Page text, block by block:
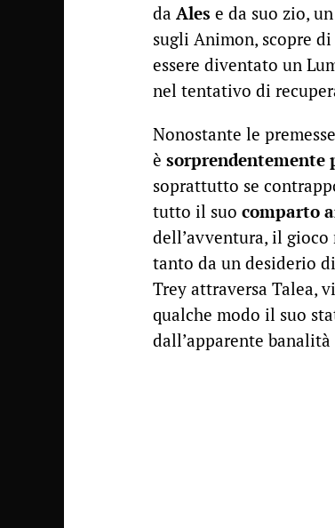
da Ales e da suo zio,
sugli Animon, scopre
essere diventato un
nel tentativo di
Nonostante le
è sorprendentemente
soprattutto se
tutto il suo comparto
dell’avventura, il
tanto da un desiderio
Trey attraversa Talea,
qualche modo il suo
dall’apparente